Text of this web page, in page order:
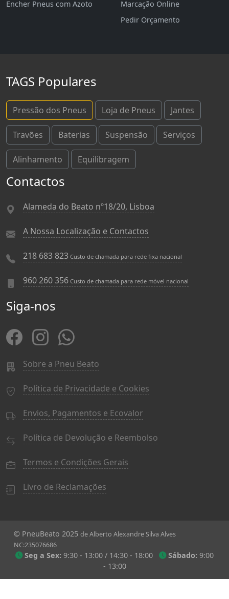
Encher Pneus com Azoto
Marcação Online
Pedir Orçamento
TAGS Populares
Pressão dos Pneus Loja de Pneus Jantes
Travões Baterias Suspensão Serviços
Alinhamento Equilibragem
Contactos
Alameda do Beato nº18/20, Lisboa
A Nossa Localização e Contactos
218 683 823 Custo de chamada para rede fixa nacional
960 260 356 Custo de chamada para rede móvel nacional
Siga-nos
Sobre a Pneu Beato
Política de Privacidade e Cookies
Envios, Pagamentos e Ecovalor
Política de Devolução e Reembolso
Termos e Condições Gerais
Livro de Reclamações
© PneuBeato 2025 de Alberto Alexandre Silva Alves
NC:235076686
Seg a Sex: 9:30 - 13:00 / 14:30 - 18:00 Sábado: 9:00
- 13:00